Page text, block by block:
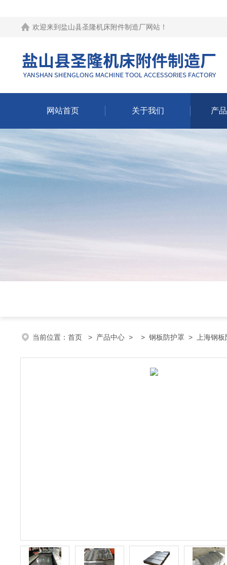
欢迎来到 盐山县圣隆机床附件制造厂网站 ！
网站首页 关于我们 产
当前位置： 首页 > 产品中心 > > 钢板防护罩 > 上海钢板